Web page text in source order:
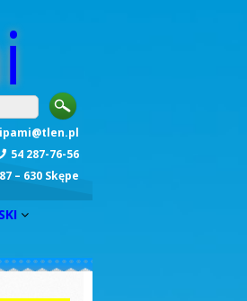
54 287-76-56
– 630 Skępe
1